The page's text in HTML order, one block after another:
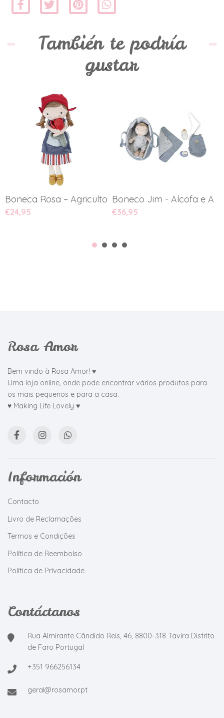
También te podría
gustar
Boneca Rosa – Agricultora H...
€24,95
Boneco Jim - Alcofa e
€36,95
Rosa Amor
Bem vindo à Rosa Amor! ♥
Uma loja online, onde pode encontrar vários produtos para
os mais pequenos e para a casa.
♥ Making Life Lovely ♥
Información
Contacto
Livro de Reclamações
Termos e Condições
Política de Reembolso
Política de Privacidade
Contáctanos
Rua Almirante Cândido Reis, 46, 8800-318 Tavira Distrito
de Faro Portugal
+351 966256134
geral@rosamor.pt